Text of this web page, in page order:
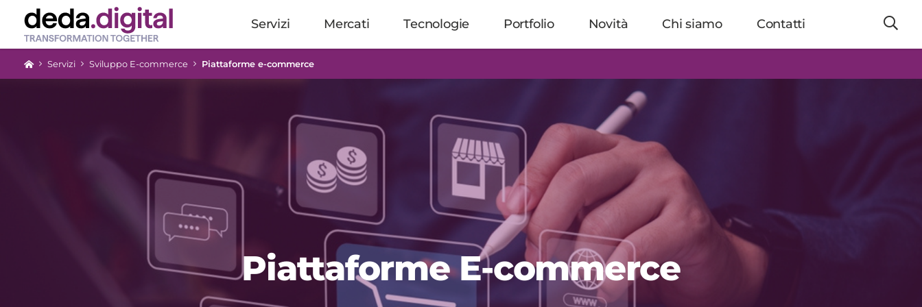
Servizi Mercati Tecnologie Portfolio Novità Chi siamo Contatti
Servizi Sviluppo E-commerce Piattaforme e-commerce
Piattaforme E-commerce